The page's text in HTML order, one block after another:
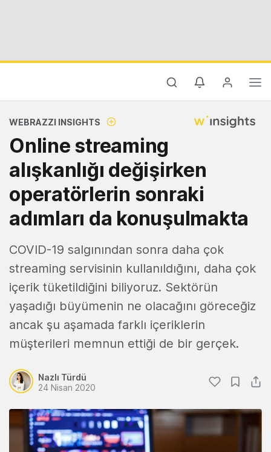
WEBRAZZI INSIGHTS
Online streaming
alışkanlığı değişirken
operatörlerin sonraki
adımları da konuşulmakta
COVID-19 salgınından sonra daha çok
streaming servisinin kullanıldığını, daha çok
içerik tüketildiğini biliyoruz. Sektörün
yaşadığı büyümenin ne olacağını göreceğiz
ancak şu aşamada farklı içeriklerin
müşterileri memnun ettiği de bir gerçek.
Nazlı Türdü
24 Nisan 2020